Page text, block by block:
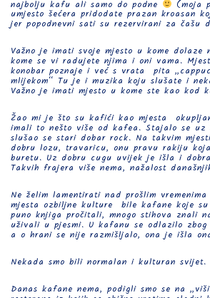
najbolju kafu ali samo do podne (moja
umjesto šećera pridodate prazan kroasan
jer popodnevni sati su rezervirani za čašu
Važno je imati svoje mjesto u kome
kome se vi radujete njima i oni vama.
konobar poznaje i već s vrata pita
mlijekom“ Tu je i muzika koju slušate i
Važno je imati mjesto u kome ste kao kod
Žao mi je što su kafići kao mjesta
imali to nešto više od kafea. Stajalo se
slušao se stari dobar rock. Na takvim
dobru lozu, travaricu, onu pravu rakiju
buretu. Uz dobru cugu uvijek je išla i
Takvih frajera više nema, nažalost
Ne želim lamentirati nad prošlim
mjesta ozbiljne kulture bile kafane koje
puno knjiga pročitali, mnogo stihova znali
uživali u pjesmi. U kafanu se odlazilo
a o hrani se nije razmišljalo, ona je išla
Nekada smo bili normalan i kulturan svijet.
Danas kafane nema, podigli smo se na